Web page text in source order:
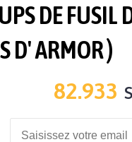
DE FUSIL
D' ARMOR )
82.933